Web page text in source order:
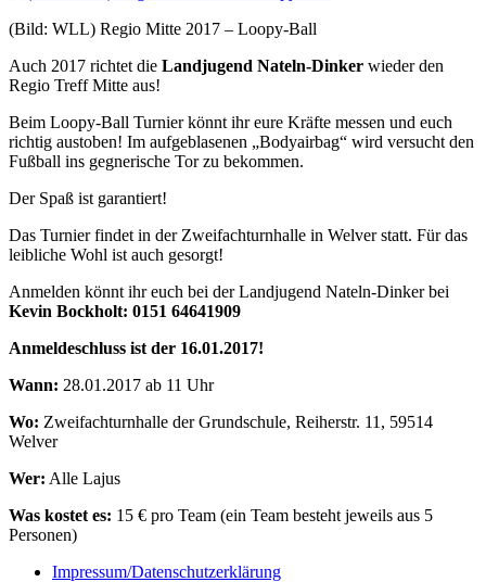
(Bild: WLL) Regio Mitte 2017 – Loopy-Ball
Auch 2017 richtet die Landjugend Nateln-Dinker wieder den
Regio Treff Mitte aus!
Beim Loopy-Ball Turnier könnt ihr eure Kräfte messen und euch
richtig austoben! Im aufgeblasenen „Bodyairbag“ wird versucht den
Fußball ins gegnerische Tor zu bekommen.
Der Spaß ist garantiert!
Das Turnier findet in der Zweifachturnhalle in Welver statt. Für das
leibliche Wohl ist auch gesorgt!
Anmelden könnt ihr euch bei der Landjugend Nateln-Dinker bei
Kevin Bockholt: 0151 64641909
Anmeldeschluss ist der 16.01.2017!
Wann: 28.01.2017 ab 11 Uhr
Wo: Zweifachturnhalle der Grundschule, Reiherstr. 11, 59514
Welver
Wer: Alle Lajus
Was kostet es: 15 € pro Team (ein Team besteht jeweils aus 5
Personen)
Impressum/Datenschutzerklärung